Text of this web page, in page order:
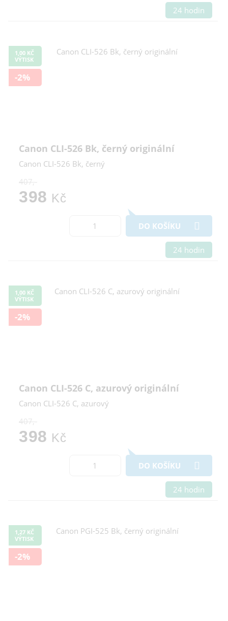
24 hodin
1,00 KČ
VÝTISK
-2%
Canon CLI-526 Bk, černý originální
Canon CLI-526 Bk, černý
407,-
398 Kč
DO KOŠÍKU
24 hodin
1,00 KČ
VÝTISK
-2%
Canon CLI-526 C, azurový originální
Canon CLI-526 C, azurový
407,-
398 Kč
DO KOŠÍKU
24 hodin
1,27 KČ
VÝTISK
-2%